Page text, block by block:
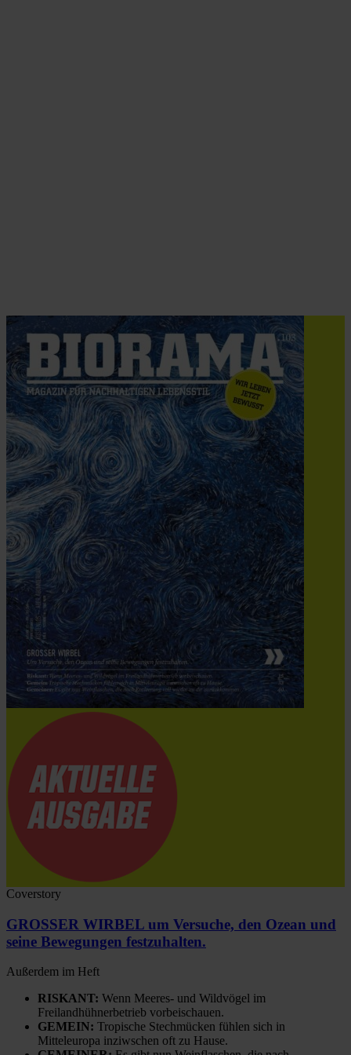
Coverstory
GROSSER WIRBEL um Versuche, den Ozean und
seine Bewegungen festzuhalten.
Außerdem im Heft
RISKANT: Wenn Meeres- und Wildvögel im
Freilandhühnerbetrieb vorbeischauen.
GEMEIN: Tropische Stechmücken fühlen sich in
Mitteleuropa inziwschen oft zu Hause.